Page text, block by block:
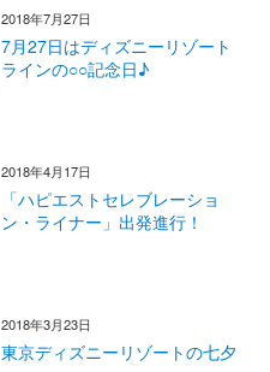
2018年7月27日
7月27日はディズニーリゾート
ラインの○○記念日♪
2018年4月17日
「ハピエストセレブレーショ
ン・ライナー」出発進行！
2018年3月23日
東京ディズニーリゾートの七夕